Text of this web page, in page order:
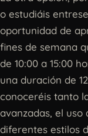
o estudiáis
oportunidad de
fines de semana
de 10:00 a 15:00
una duración de
conoceréis tanto
avanzadas, el
diferentes estilos